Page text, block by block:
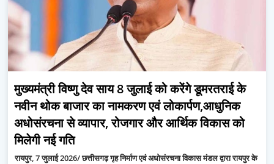
मुख्यमंत्री विष्णु देव साय 8 जुलाई को करेंगे डूमरतराई के
नवीन थोक बाजार का नामकरण एवं लोकार्पण,आधुनिक
अधोसंरचना से व्यापार, रोजगार और आर्थिक विकास को
मिलेगी नई गति
रायपुर, 7 जुलाई 2026/ छत्तीसगढ़ गृह निर्माण एवं अधोसंरचना विकास मंडल द्वारा रायपुर के